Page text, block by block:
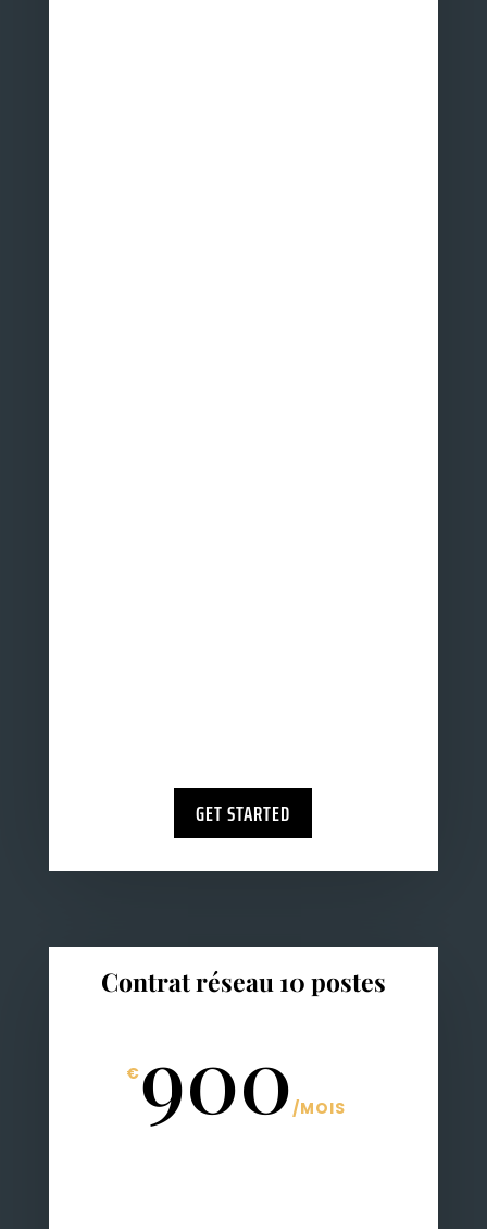
GET STARTED
Contrat réseau 10 postes
€900 /MOIS